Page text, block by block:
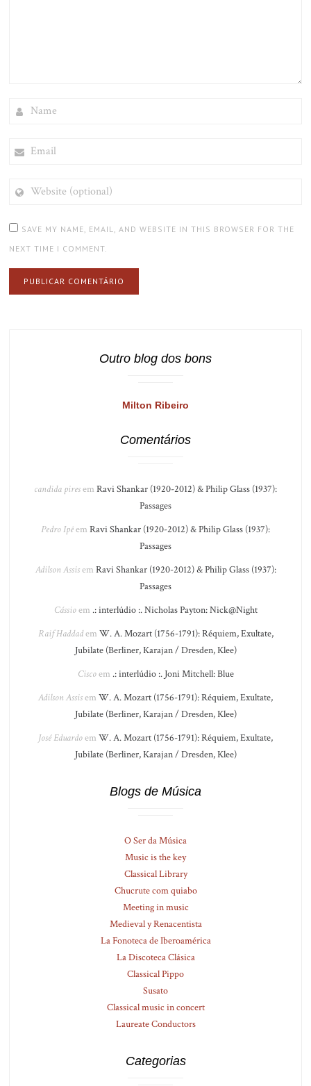
(OPTIONAL)
SAVE MY NAME, EMAIL, AND WEBSITE IN THIS BROWSER FOR THE
NEXT TIME I COMMENT.
Outro blog dos bons
Milton Ribeiro
Comentários
candida piresem Ravi Shankar (1920-2012) & Philip Glass (1937):
Passages
Pedro Ipêem Ravi Shankar (1920-2012) & Philip Glass (1937):
Passages
Adilson Assisem Ravi Shankar (1920-2012) & Philip Glass (1937):
Passages
Cássioem .: interlúdio :. Nicholas Payton: Nick@Night
Raif Haddadem W. A. Mozart (1756-1791): Réquiem, Exultate,
Jubilate (Berliner, Karajan / Dresden, Klee)
Ciscoem .: interlúdio :. Joni Mitchell: Blue
Adilson Assisem W. A. Mozart (1756-1791): Réquiem, Exultate,
Jubilate (Berliner, Karajan / Dresden, Klee)
José Eduardoem W. A. Mozart (1756-1791): Réquiem, Exultate,
Jubilate (Berliner, Karajan / Dresden, Klee)
Blogs de Música
O Ser da Música
Music is the key
Classical Library
Chucrute com quiabo
Meeting in music
Medieval y Renacentista
La Fonoteca de Iberoamérica
La Discoteca Clásica
Classical Pippo
Susato
Classical music in concert
Laureate Conductors
Categorias